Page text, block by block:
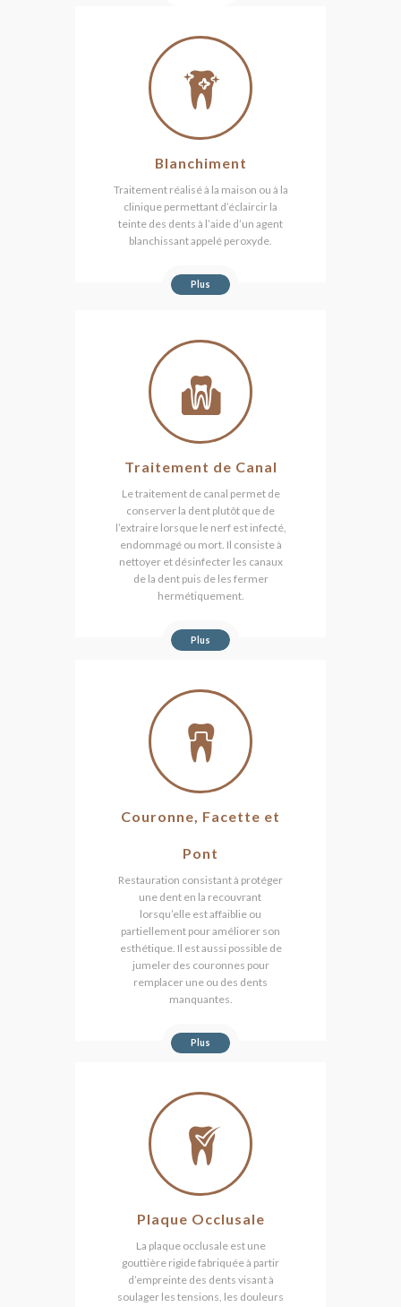
Blanchiment
Traitement réalisé à la maison ou à la
clinique permettant d’éclaircir la
teinte des dents à l’aide d’un agent
blanchissant appelé peroxyde.
Plus
Traitement de Canal
Le traitement de canal permet de
conserver la dent plutôt que de
l’extraire lorsque le nerf est infecté,
endommagé ou mort. Il consiste à
nettoyer et désinfecter les canaux
de la dent puis de les fermer
hermétiquement.
Plus
Couronne, Facette et
Pont
Restauration consistant à protéger
une dent en la recouvrant
lorsqu’elle est affaiblie ou
partiellement pour améliorer son
esthétique. Il est aussi possible de
jumeler des couronnes pour
remplacer une ou des dents
manquantes.
Plus
Plaque Occlusale
La plaque occlusale est une
gouttière rigide fabriquée à partir
d’empreinte des dents visant à
soulager les tensions, les douleurs